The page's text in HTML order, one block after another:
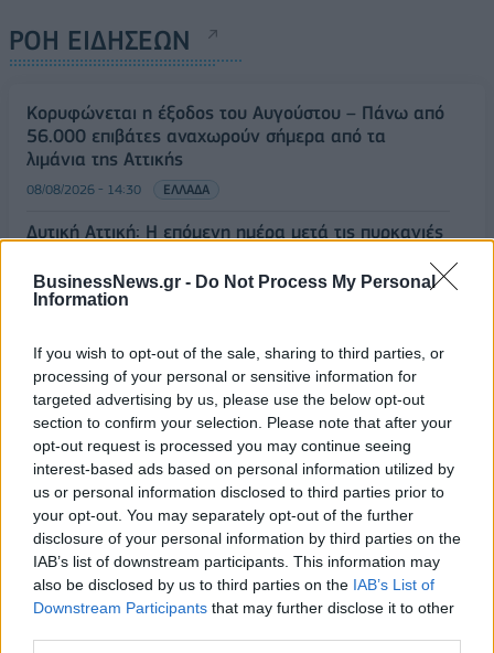
BusinessNews.gr - Do Not Process My Personal
Information
If you wish to opt-out of the sale, sharing to third parties, or
processing of your personal or sensitive information for
targeted advertising by us, please use the below opt-out
section to confirm your selection. Please note that after your
opt-out request is processed you may continue seeing
interest-based ads based on personal information utilized by
us or personal information disclosed to third parties prior to
your opt-out. You may separately opt-out of the further
disclosure of your personal information by third parties on the
IAB’s list of downstream participants. This information may
also be disclosed by us to third parties on the IAB’s List of
Downstream Participants that may further disclose it to other
ΡΟΗ ΕΙΔΗΣΕΩΝ
Κορυφώνεται η έξοδος του Αυγούστου – Πάνω από
56.000 επιβάτες αναχωρούν σήμερα από τα
λιμάνια της Αττικής
08/08/2026 - 14:30 ΕΛΛΑΔΑ
Δυτική Αττική: Η επόμενη ημέρα μετά τις πυρκαγιές
βροχές
08/08/2026 - 14:08
Ειδικό Χωροταξικό για τον Τουρισμό: Οι νέοι
κανόνες για επενδύσεις, νησιά και προορισμούς υπό
πίεση
08/08/2026 - 13:21 ΤΟΥΡΙΣΜΟΣ
Υπουργείο Εργασίας: Ο “χάρτης” των πληρωμών
από τον e-ΕΦΚΑ και τη ΔΥΠΑ έως τις 14 Αυγούστου
08/08/2026 - 12:58 ΟΙΚΟΝΟΜΙΑ
Οι Hamilton Reserve Bank και SEE Capital
Hamilton Ltd. συνάπτουν συμφωνία υπηρεσιών
μάρκετινγκ
08/08/2026 - 13:44 ΕΠΙΧΕΙΡΗΣΕΙΣ